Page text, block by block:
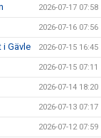
2026-07-17 07:58
2026-07-16 07:56
Gävle 2026-07-15 16:45
2026-07-15 07:11
2026-07-14 18:20
2026-07-13 07:17
2026-07-12 07:59